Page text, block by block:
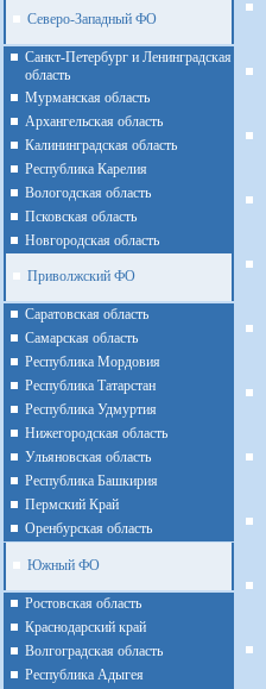
Северо-Западный ФО
Санкт-Петербург и Ленинградская
область
Мурманская область
Архангельская область
Калининградская область
Республика Карелия
Вологодская область
Псковская область
Новгородская область
Приволжский ФО
Cаратовская область
Cамарская область
Республика Мордовия
Республика Татарстан
Республика Удмуртия
Нижегородская область
Ульяновская область
Республика Башкирия
Пермский Край
Оренбурская область
Южный ФО
Ростовская область
Краснодарский край
Волгоградская область
Республика Адыгея